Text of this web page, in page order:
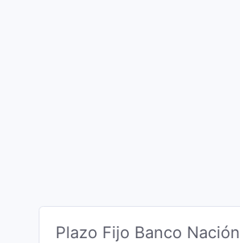
Plazo Fijo Banco Nación